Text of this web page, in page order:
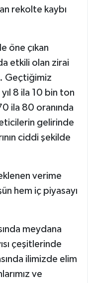
rekolte kaybı
öne çıkan
etkili olan zirai
Geçtiğimiz
8 ila 10 bin ton
ila 80 oranında
gelirinde
ciddi şekilde
verime
hem iç piyasayı
meydana
çeşitlerinde
ilimizde elim
ve